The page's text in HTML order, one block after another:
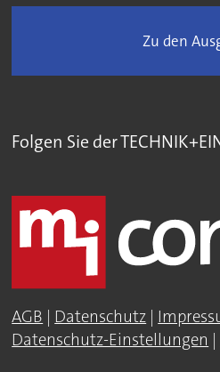
Zu den
Folgen Sie der
AGB | Datenschutz |
Datenschutz-Einstellungen |